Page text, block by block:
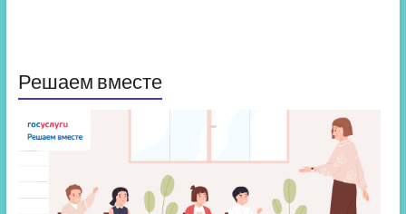
Решаем вместе